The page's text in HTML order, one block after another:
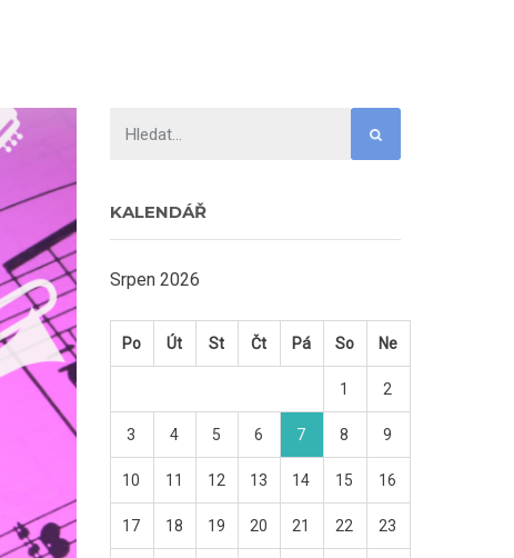
KALENDÁŘ
Srpen 2026
Po Út St Čt Pá So Ne
1 2
3 4 5 6 7 8 9
10 11 12 13 14 15 16
17 18 19 20 21 22 23